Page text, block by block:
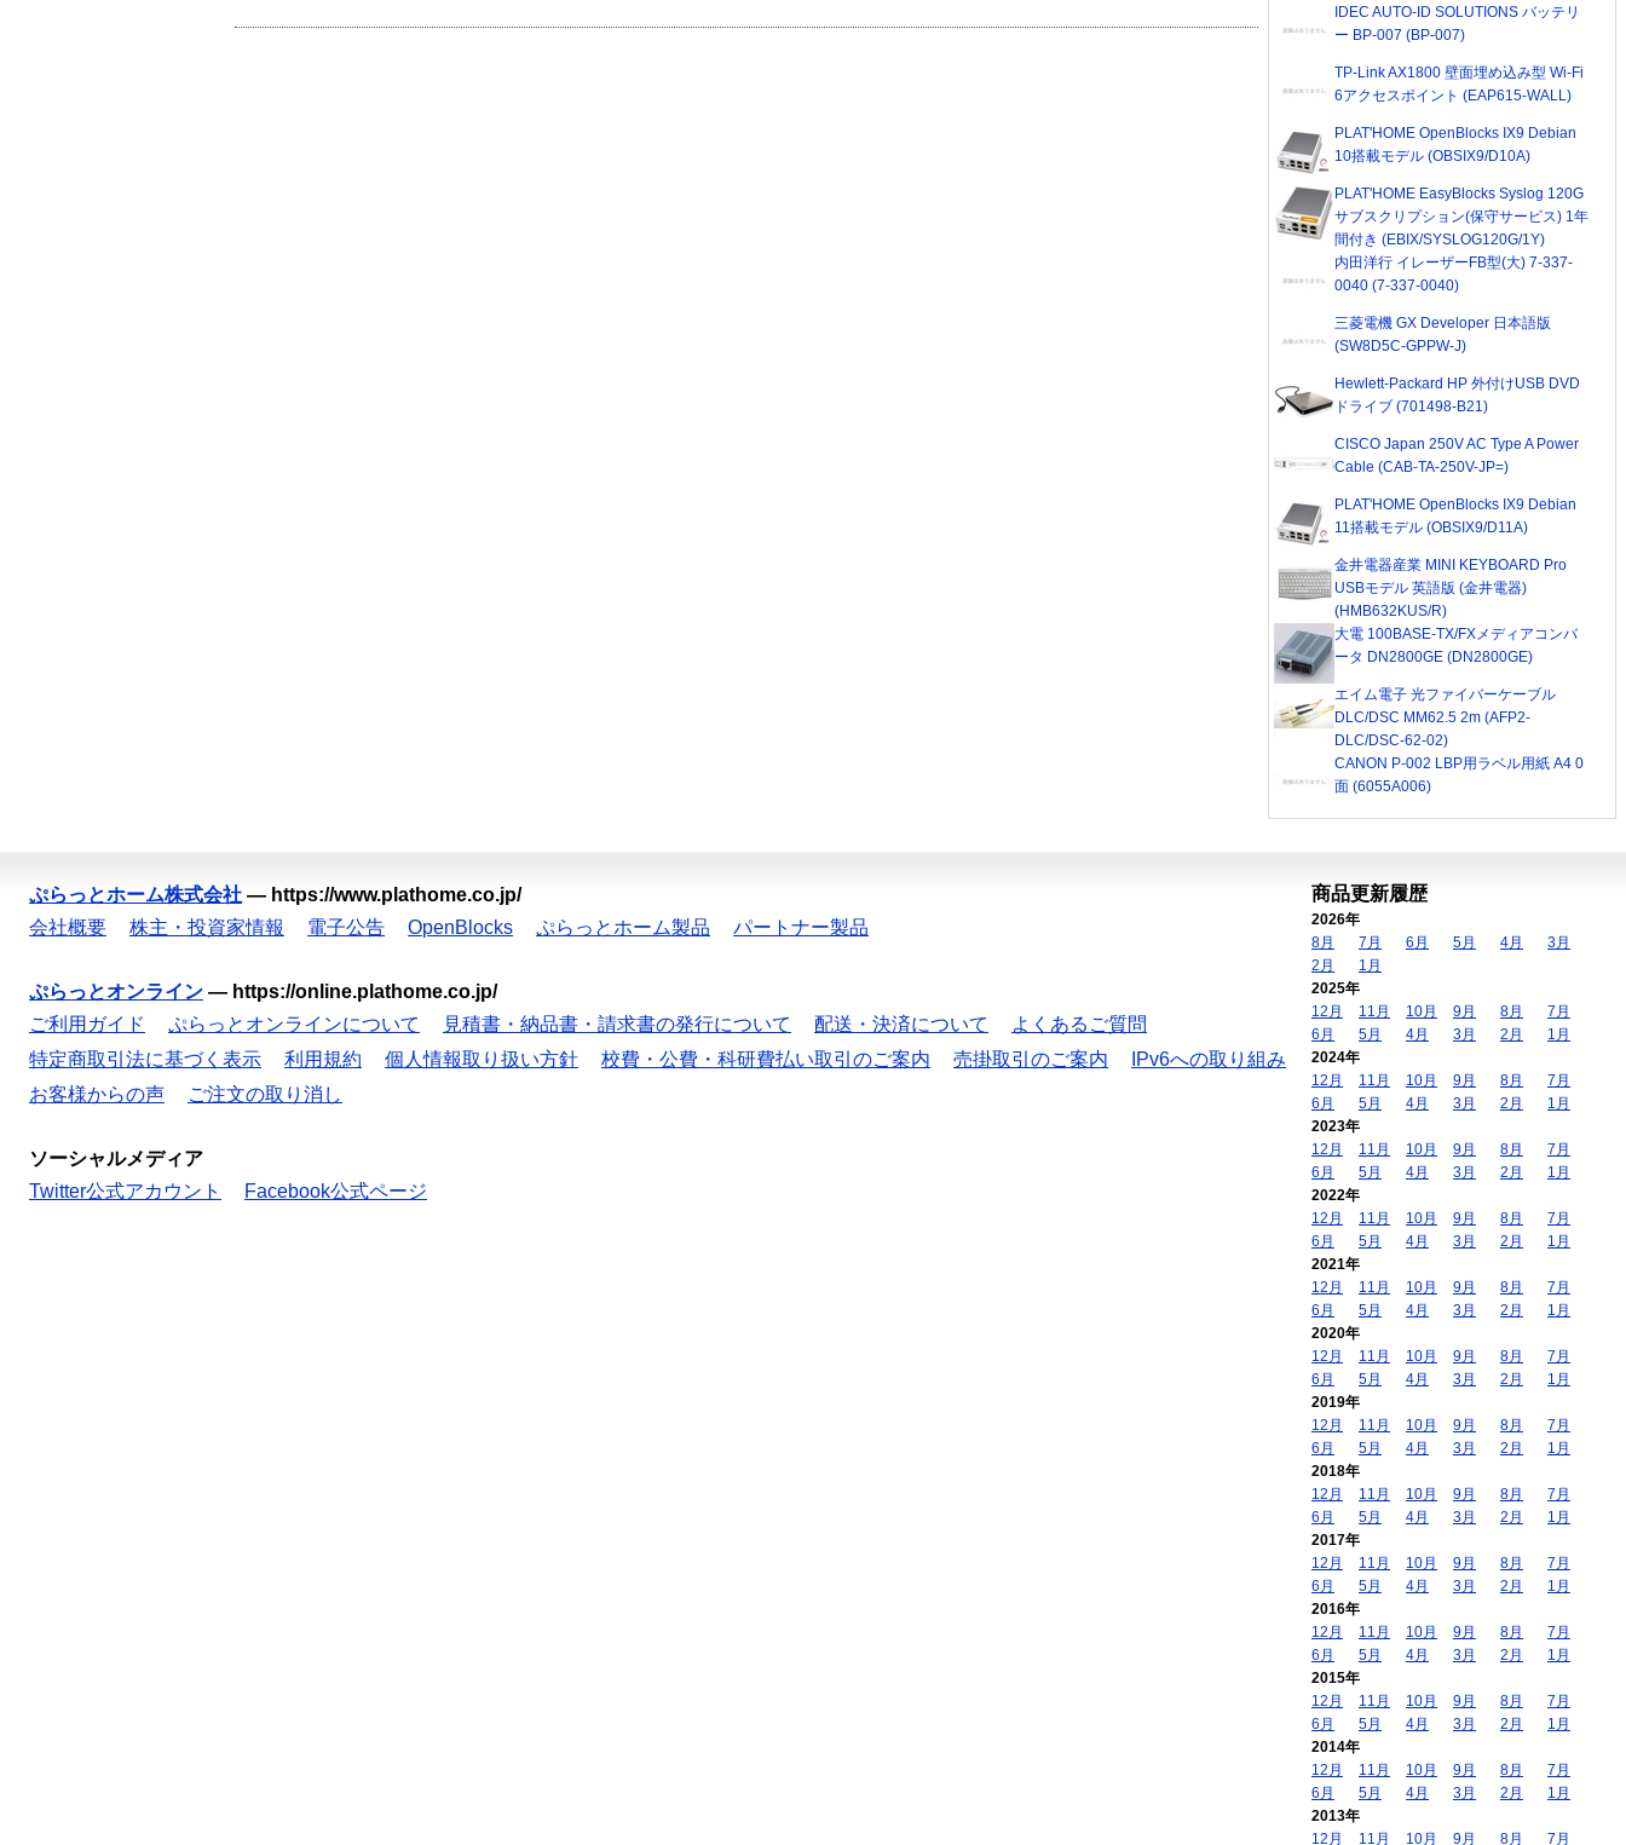
IDEC AUTO-ID SOLUTIONS バッテリ
ー BP-007 (BP-007)
TP-Link AX1800 壁面埋め込み型 Wi-Fi
6アクセスポイント (EAP615-WALL)
PLAT'HOME OpenBlocks IX9 Debian
10搭載モデル (OBSIX9/D10A)
PLAT'HOME EasyBlocks Syslog 120G
サブスクリプション(保守サービス) 1年
間付き (EBIX/SYSLOG120G/1Y)
内田洋行 イレーザーFB型(大) 7-337-
0040 (7-337-0040)
三菱電機 GX Developer 日本語版
(SW8D5C-GPPW-J)
Hewlett-Packard HP 外付けUSB DVD
ドライブ (701498-B21)
CISCO Japan 250V AC Type A Power
Cable (CAB-TA-250V-JP=)
PLAT'HOME OpenBlocks IX9 Debian
11搭載モデル (OBSIX9/D11A)
金井電器産業 MINI KEYBOARD Pro
USBモデル 英語版 (金井電器)
(HMB632KUS/R)
大電 100BASE-TX/FXメディアコンバ
ータ DN2800GE (DN2800GE)
エイム電子 光ファイバーケーブル
DLC/DSC MM62.5 2m (AFP2-
DLC/DSC-62-02)
CANON P-002 LBP用ラベル用紙 A4 0
面 (6055A006)
ぷらっとホーム株式会社 — https://www.plathome.co.jp/
会社概要
株主・投資家情報 電子公告 OpenBlocks ぷらっとホーム製品 パートナー製品
ぷらっとオンライン — https://online.plathome.co.jp/
ご利用ガイド
ぷらっとオンラインについて 見積書・納品書・請求書の発行について 配送・決済について
よくあるご質問
特定商取引法に基づく表示
利用規約 個人情報取り扱い方針 校費・公費・科研費払い取引のご案内 売掛取引のご案内
IPv6への取り組み
お客様からの声
ご注文の取り消し
ソーシャルメディア
Twitter公式アカウント
Facebook公式ページ
商品更新履歴
2026年
8月
7月 6月 5月 4月
3月
2月
1月
2025年
12月
11月 10月 9月 8月
7月
6月
5月 4月 3月 2月
1月
2024年
12月
11月 10月 9月 8月
7月
6月
5月 4月 3月 2月
1月
2023年
12月
11月 10月 9月 8月
7月
6月
5月 4月 3月 2月
1月
2022年
12月
11月 10月 9月 8月
7月
6月
5月 4月 3月 2月
1月
2021年
12月
11月 10月 9月 8月
7月
6月
5月 4月 3月 2月
1月
2020年
12月
11月 10月 9月 8月
7月
6月
5月 4月 3月 2月
1月
2019年
12月
11月 10月 9月 8月
7月
6月
5月 4月 3月 2月
1月
2018年
12月
11月 10月 9月 8月
7月
6月
5月 4月 3月 2月
1月
2017年
12月
11月 10月 9月 8月
7月
6月
5月 4月 3月 2月
1月
2016年
12月
11月 10月 9月 8月
7月
6月
5月 4月 3月 2月
1月
2015年
12月
11月 10月 9月 8月
7月
6月
5月 4月 3月 2月
1月
2014年
12月
11月 10月 9月 8月
7月
6月
5月 4月 3月 2月
1月
2013年
12月
11月 10月 9月 8月 7月